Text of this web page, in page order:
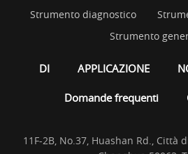
Strumento diagnostico
Strumento
DI APPLICAZIONE
Domande frequenti
11F-2B, No.37, Huashan Rd., Città